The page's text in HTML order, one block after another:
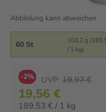
Abbildung kann abweichen
60 St
103,2 g
/ 1 kg)
-2% UVP: 19,97 €
19,56 €
189,53 € / 1 kg